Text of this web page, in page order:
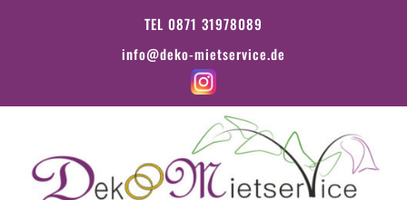
TEL 0871 31978089
info@deko-mietservice.de